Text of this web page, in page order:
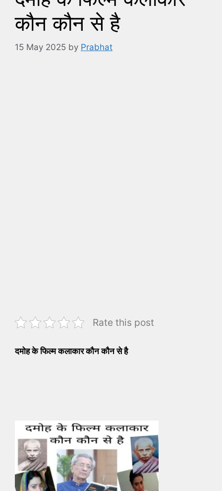
कौन कौन से है
15 May 2025 by Prabhat
Rate this post
दमोह के फिल्म कलाकार कौन कौन से है